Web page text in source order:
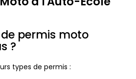
de permis moto
?
types de permis :